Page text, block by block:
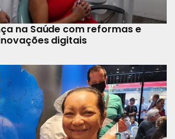
na Saúde com reformas e
digitais